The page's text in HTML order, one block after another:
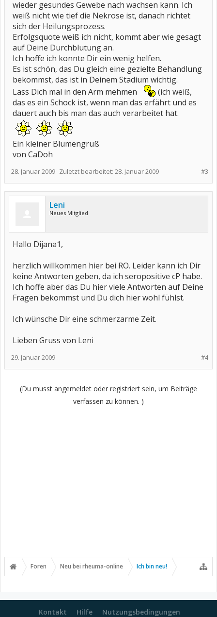
wieder gesundes Gewebe nach wachsen kann. Ich
weiß nicht wie tief die Nekrose ist, danach richtet
sich der Heilungsprozess.
Erfolgsquote weiß ich nicht, kommt aber wie gesagt
auf Deine Durchblutung an.
Ich hoffe ich konnte Dir ein wenig helfen.
Es ist schön, das Du gleich eine gezielte Behandlung
bekommst, das ist in Deinem Stadium wichtig.
Lass Dich mal in den Arm mehmen
(ich weiß,
das es ein Schock ist, wenn man das erfährt und es
dauert auch bis man das auch verarbeitet hat.
Ein kleiner Blumengruß
von CaDoh
#3
28. Januar 2009 Zuletzt bearbeitet: 28. Januar 2009
Leni
Neues Mitglied
Hallo Dijana1,
herzlich willkommen hier bei RO. Leider kann ich Dir
keine Antworten geben, da ich seropositive cP habe.
Ich hoffe aber das Du hier viele Antworten auf Deine
Fragen bekommst und Du dich hier wohl fühlst.
Ich wünsche Dir eine schmerzarme Zeit.
Lieben Gruss von Leni
#4
29. Januar 2009
(Du musst angemeldet oder registriert sein, um Beiträge
verfassen zu können. )
Foren Neu bei rheuma-online Ich bin neu!
Kontakt Hilfe Nutzungsbedingungen